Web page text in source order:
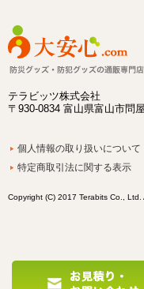
テラビッツ株式会社
〒930-0834 富山県富山市問
個人情報の取り扱いについて
特定商取引法に関する表示
Copyright (C) 2017 Terabits Co., Ltd.